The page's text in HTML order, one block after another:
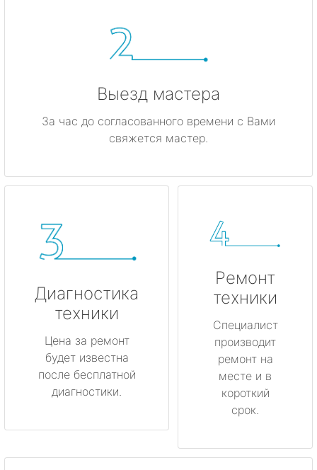
Выезд мастера
За час до согласованного времени с Вами
свяжется мастер.
Диагностика
техники
Цена за ремонт
будет известна
после бесплатной
диагностики.
Ремонт
техники
Специалист
производит
ремонт на
месте и в
короткий
срок.